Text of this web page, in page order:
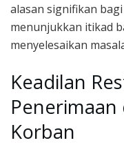
alasan signifikan
menunjukkan itikad
menyelesaikan
Keadilan
Penerimaan
Korban